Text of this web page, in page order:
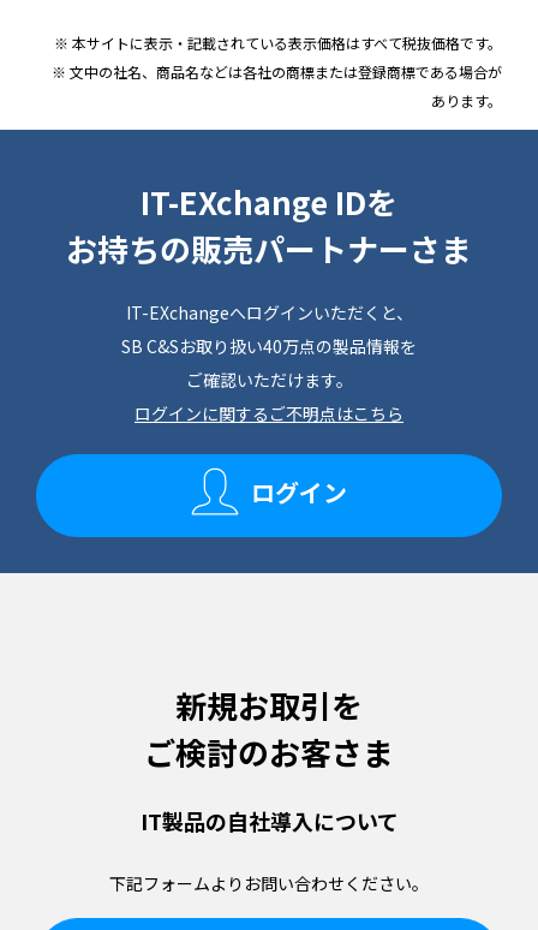
※ 本サイトに表示・記載されている表示価格はすべて税抜価格です。
※ 文中の社名、商品名などは各社の商標または登録商標である場合が
あります。
IT-EXchange IDを
お持ちの販売パートナーさま
IT-EXchangeへログインいただくと、
SB C&Sお取り扱い40万点の製品情報を
ご確認いただけます。
ログインに関するご不明点はこちら
ログイン
新規お取引を
ご検討のお客さま
IT製品の自社導入について
下記フォームより お問い合わせください。